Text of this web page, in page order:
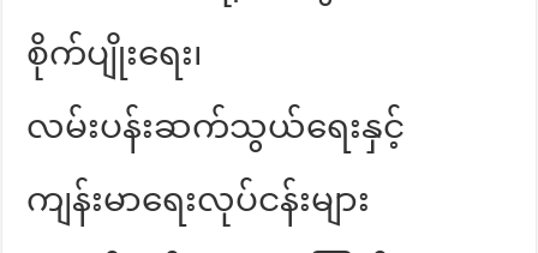
စိုက်ပျိုးရေး၊
လမ်းပန်းဆက်သွယ်ရေးနှင့်
ကျန်းမာရေးလုပ်ငန်းများ